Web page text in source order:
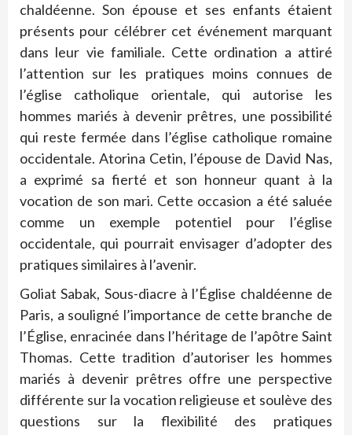
chaldéenne. Son épouse et ses enfants étaient
présents pour célébrer cet événement marquant
dans leur vie familiale. Cette ordination a attiré
l’attention sur les pratiques moins connues de
l’église catholique orientale, qui autorise les
hommes mariés à devenir prêtres, une possibilité
qui reste fermée dans l’église catholique romaine
occidentale. Atorina Cetin, l’épouse de David Nas,
a exprimé sa fierté et son honneur quant à la
vocation de son mari. Cette occasion a été saluée
comme un exemple potentiel pour l’église
occidentale, qui pourrait envisager d’adopter des
pratiques similaires à l’avenir.
Goliat Sabak, Sous-diacre à l’Église chaldéenne de
Paris, a souligné l’importance de cette branche de
l’Église, enracinée dans l’héritage de l’apôtre Saint
Thomas. Cette tradition d’autoriser les hommes
mariés à devenir prêtres offre une perspective
différente sur la vocation religieuse et soulève des
questions sur la flexibilité des pratiques